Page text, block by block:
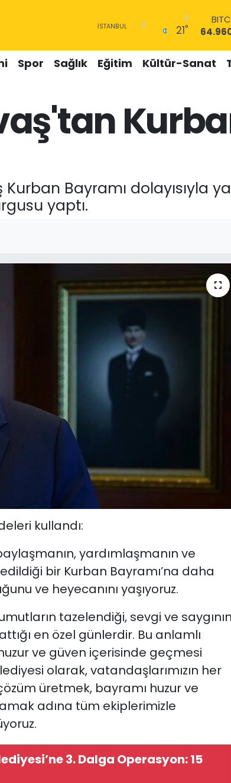
21°
GRAM
Spor Sağlık Eğitim Kültür-Sanat
Bayramı dolayısıyla
yaptı.
kullandı:
yardımlaşmanın ve
bir Kurban Bayramı’na daha
ve heyecanını yaşıyoruz.
tazelendiği, sevgi ve saygının
en özel günlerdir. Bu anlamlı
ve güven içerisinde geçmesi
olarak, vatandaşlarımızın her
üretmek, bayramı huzur ve
adına tüm ekiplerimizle
3. Dalga Operasyon: 15